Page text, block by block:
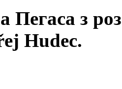
Пегаса з
Hudec.